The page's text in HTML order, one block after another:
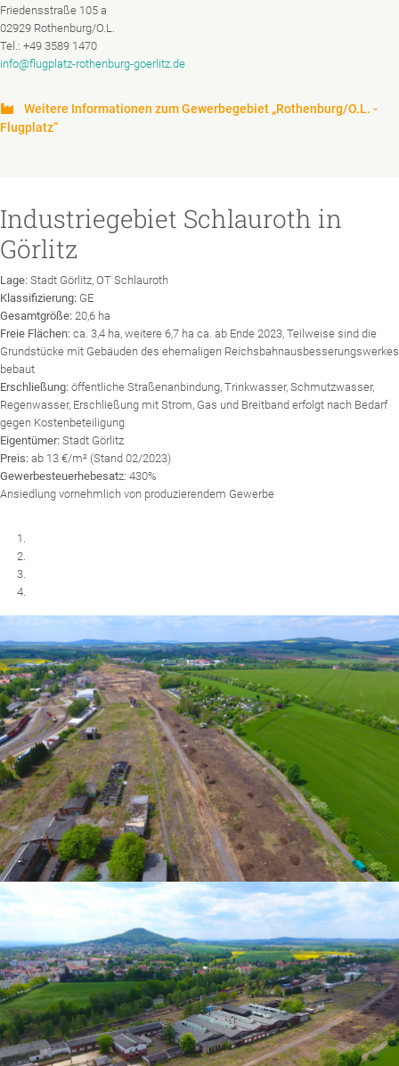
Friedensstraße 105 a
02929 Rothenburg/O.L.
Tel.: +49 3589 1470
info@flugplatz-rothenburg-goerlitz.de
Weitere Informationen zum Gewerbegebiet „Rothenburg/O.L. -
Flugplatz“
Industriegebiet Schlauroth in
Görlitz
Lage: Stadt Görlitz, OT Schlauroth
Klassifizierung: GE
Gesamtgröße: 20,6 ha
Freie Flächen: ca. 3,4 ha, weitere 6,7 ha ca. ab Ende 2023, Teilweise sind die
Grundstücke mit Gebäuden des ehemaligen Reichsbahnausbesserungswerkes
bebaut
Erschließung: öffentliche Straßenanbindung, Trinkwasser, Schmutzwasser,
Regenwasser, Erschließung mit Strom, Gas und Breitband erfolgt nach Bedarf
gegen Kostenbeteiligung
Eigentümer: Stadt Görlitz
Preis: ab 13 €/m² (Stand 02/2023)
Gewerbesteuerhebesatz: 430%
Ansiedlung vornehmlich von produzierendem Gewerbe